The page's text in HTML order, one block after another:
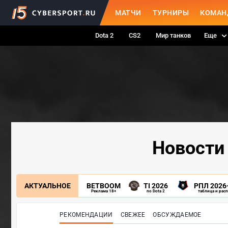
МАТЧИ ТУРНИРЫ
Dota 2 CS2 Мир танков Еще
АКТУАЛЬНОЕ BETBOOM
Реклама 18+
TI 2026
по Dota 2
РПЛ
таблица и
РЕКОМЕНДАЦИИ СВЕЖЕЕ ОБСУЖДАЕМОЕ